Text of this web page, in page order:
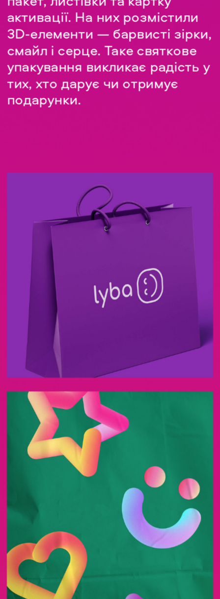
активації. На них розмістили
3D-елементи — барвисті зірки,
смайл і серце. Таке святкове
упакування викликає радість у
тих, хто дарує чи отримує
подарунки.